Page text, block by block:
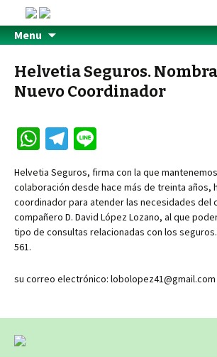
Menu
Helvetia Seguros.
Nuevo Coordinador
W
h
at
sA
p
Te
gr
a
m
n
e
Helvetia Seguros, firma con la que
colaboración desde hace más de treinta años,
coordinador para atender las necesidades del
compañero D. David López Lozano, al que
tipo de consultas relacionadas con los
561.
su correo electrónico: lobolopez41@gmail.com